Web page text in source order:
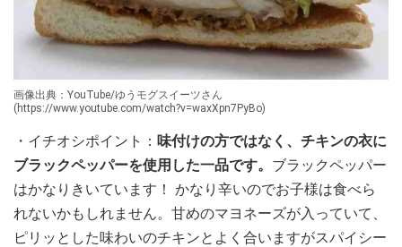
画像出典：YouTube/ゆうモグスイーツさん
(https://www.youtube.com/watch?v=waxXpn7PyBo)
・イチオシポイント： 味付けの方ではなく、チキンの衣に
ブラックペッパーを使用した一品です。 ブラックペッパー
はかなりきいています！ かなり辛いのでお子様は食べら
れないかもしれません。甘めのマヨネーズが入っていて、
ピリッとした味わいのチキンとよく合いますがスパイシー